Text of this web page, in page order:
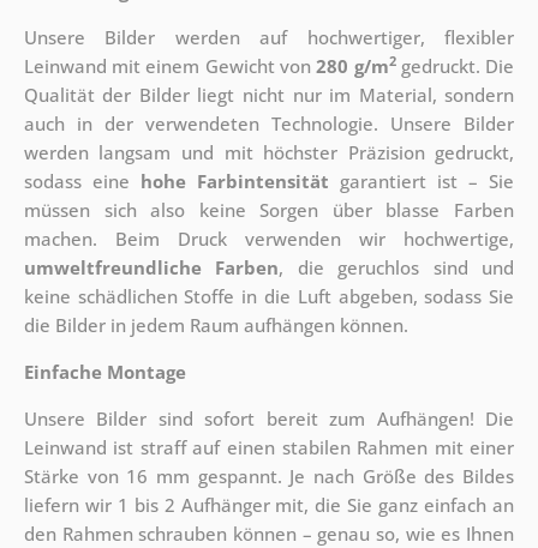
Unsere Bilder werden auf hochwertiger, flexibler
Leinwand mit einem Gewicht von280 g/m2gedruckt. Die
Qualität der Bilder liegt nicht nur im Material, sondern
auch in der verwendeten Technologie. Unsere Bilder
werden langsam und mit höchster Präzision gedruckt,
sodass eine hohe Farbintensität garantiert ist – Sie
müssen sich also keine Sorgen über blasse Farben
machen. Beim Druck verwenden wir hochwertige,
umweltfreundliche Farben, die geruchlos sind und
keine schädlichen Stoffe in die Luft abgeben, sodass Sie
die Bilder in jedem Raum aufhängen können.
Einfache Montage
Unsere Bilder sind sofort bereit zum Aufhängen! Die
Leinwand ist straff auf einen stabilen Rahmen mit einer
Stärke von 16 mm gespannt. Je nach Größe des Bildes
liefern wir 1 bis 2 Aufhänger mit, die Sie ganz einfach an
den Rahmen schrauben können – genau so, wie es Ihnen